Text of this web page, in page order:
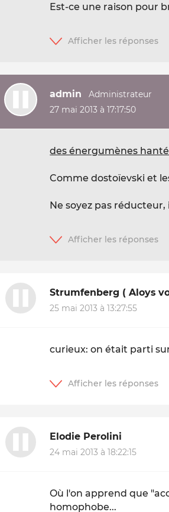
Est-ce une raison pour
admin
27 mai 2013 à 17:17:50
des énergumènes
Comme dostoïevski et
Ne soyez pas
Strumfenberg ( Aloys
25 mai 2013 à 13:27:55
curieux: on était parti
Elodie Perolini
24 mai 2013 à 18:22:15
Où l'on apprend que
homophobe...